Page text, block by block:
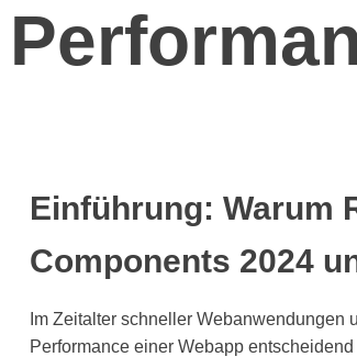
Einführung: Warum
Components 2024
Im Zeitalter schneller
Performance einer Webapp